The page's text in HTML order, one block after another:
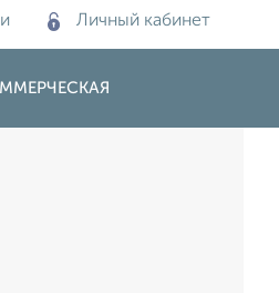
Личный кабинет